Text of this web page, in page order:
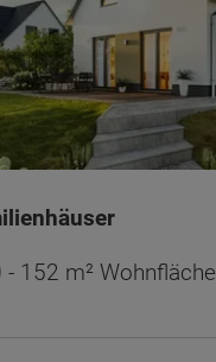
- 152 m² Wohnfläche